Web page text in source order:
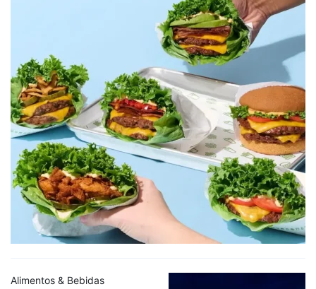
Alimentos & Bebidas